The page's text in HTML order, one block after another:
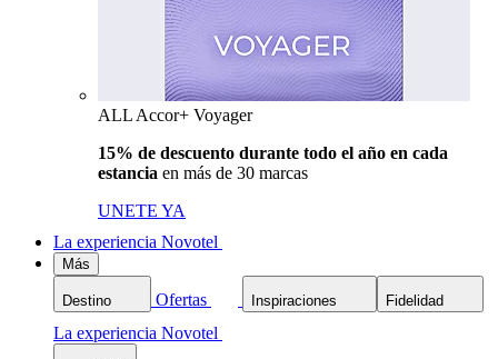
ALL Accor+ Voyager
15% de descuento durante todo el año en cada
estancia en más de 30 marcas
UNETE YA
La experiencia Novotel
Más
Destino Ofertas Inspiraciones Fidelidad
La experiencia Novotel